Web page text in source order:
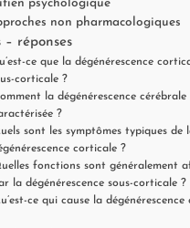
psychologique
non pharmacologiques
– réponses
ce que la dégénérescence
corticale ?
la dégénérescence cérébrale
?
sont les symptômes typiques de
corticale ?
fonctions sont généralement
la dégénérescence sous-corticale ?
ce qui cause la dégénérescence